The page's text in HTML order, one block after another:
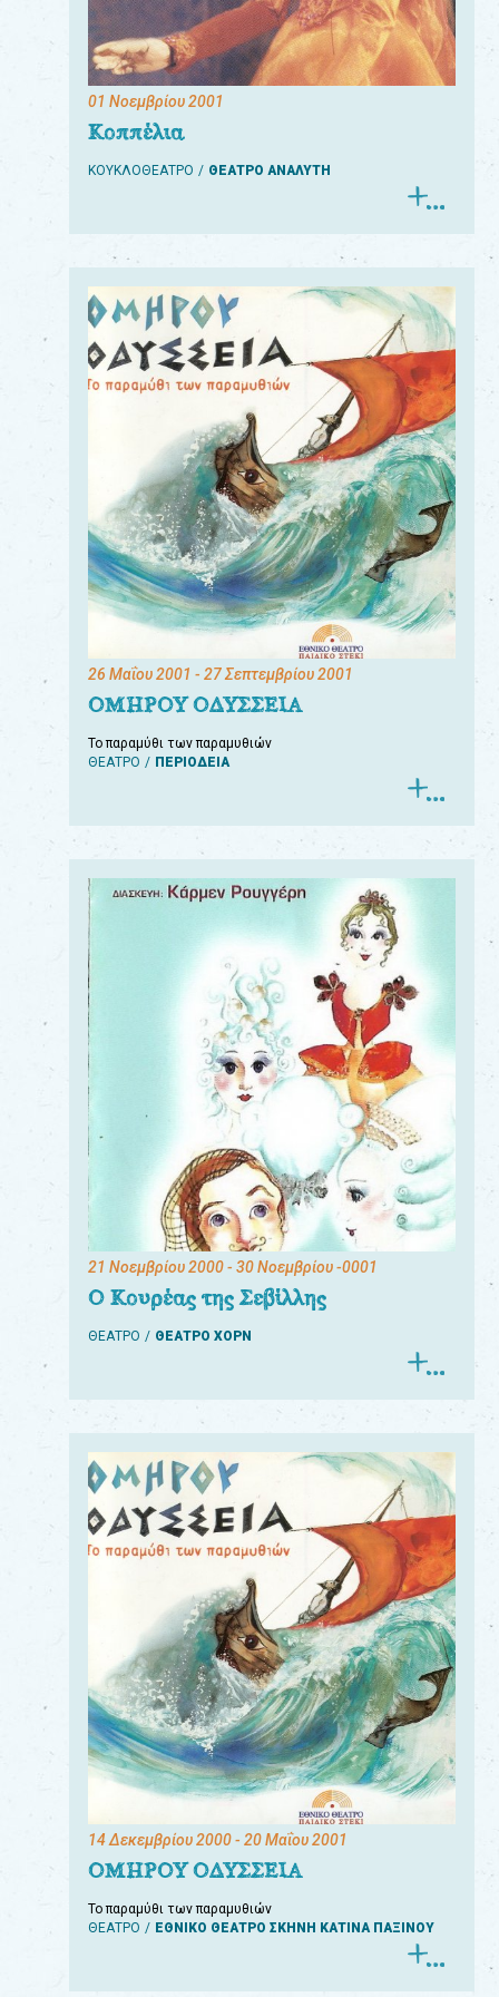
01 Νοεμβρίου 2001
Κοππέλια
ΚΟΥΚΛΟΘΕΑΤΡΟ ΘΕΑΤΡΟ ΑΝΑΛΥΤΗ
26 Μαΐου 2001 - 27 Σεπτεμβρίου 2001
ΟΜΗΡΟΥ ΟΔΥΣΣΕΙΑ
Το παραμύθι των παραμυθιών
ΘΕΑΤΡΟ
ΠΕΡΙΟΔΕΙΑ
21 Νοεμβρίου 2000- 30 Νοεμβρίου -0001
Ο Κουρέας της Σεβίλλης
ΘΕΑΤΡΟ ΘΕΑΤΡΟ ΧΟΡΝ
14 Δεκεμβρίου 2000- 20 Μαΐου 2001
ΟΜΗΡΟΥ ΟΔΥΣΣΕΙΑ
Το παραμύθι των παραμυθιών
ΘΕΑΤΡΟ
ΕΘΝΙΚΟ ΘΕΑΤΡΟ ΣΚΗΝΗ ΚΑΤΙΝΑ ΠΑΞΙΝΟΥ
συλλόγους
παραγωγούς
συνεργάτες